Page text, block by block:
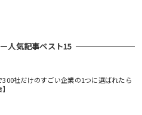
人気記事ベスト15
社だけのすごい企業の1つに選ばれたら